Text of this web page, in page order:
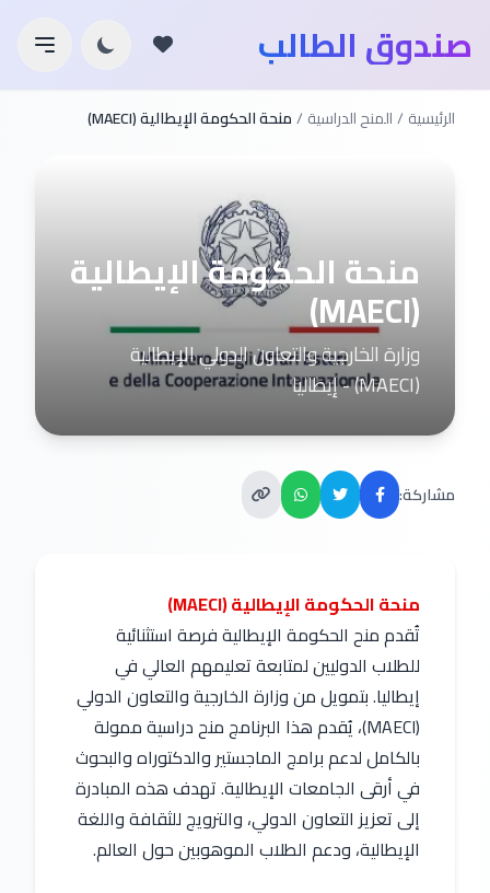
صندوق الطالب
الرئيسية /المنح الدراسية /منحة الحكومة الإيطالية (MAECI)
منحة الحكومة الإيطالية
(MAECI)
وزارة الخارجية والتعاون الدولي الإيطالية
(MAECI) - إيطاليا
مشاركة:
منحة الحكومة الإيطالية (MAECI)
تُقدم منح الحكومة الإيطالية فرصة استثنائية
للطلاب الدوليين لمتابعة تعليمهم العالي في
إيطاليا. بتمويل من وزارة الخارجية والتعاون الدولي
(MAECI)، يُقدم هذا البرنامج منح دراسية ممولة
بالكامل لدعم برامج الماجستير والدكتوراه والبحوث
في أرقى الجامعات الإيطالية. تهدف هذه المبادرة
إلى تعزيز التعاون الدولي، والترويج للثقافة واللغة
الإيطالية، ودعم الطلاب الموهوبين حول العالم.